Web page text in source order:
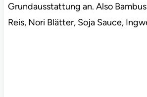
Grundausstattung an. Also
Reis, Nori Blätter, Soja Sauce,